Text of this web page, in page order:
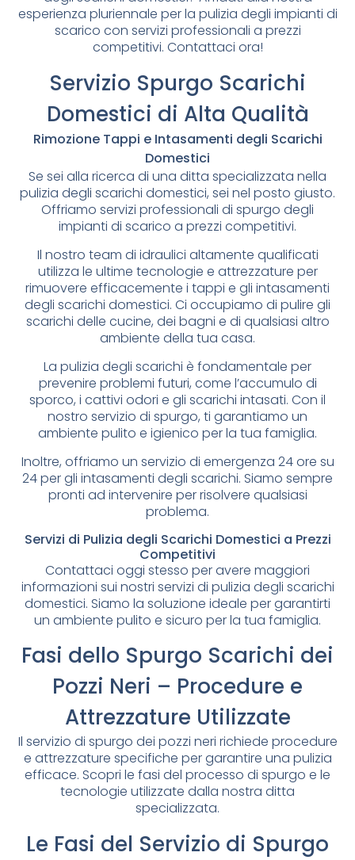
esperienza pluriennale per la pulizia degli impianti di
scarico con servizi professionali a prezzi
competitivi. Contattaci ora!
Servizio Spurgo Scarichi
Domestici di Alta Qualità
Rimozione Tappi e Intasamenti degli Scarichi
Domestici
Se sei alla ricerca di una ditta specializzata nella
pulizia degli scarichi domestici, sei nel posto giusto.
Offriamo servizi professionali di spurgo degli
impianti di scarico a prezzi competitivi.
Il nostro team di idraulici altamente qualificati
utilizza le ultime tecnologie e attrezzature per
rimuovere efficacemente i tappi e gli intasamenti
degli scarichi domestici. Ci occupiamo di pulire gli
scarichi delle cucine, dei bagni e di qualsiasi altro
ambiente della tua casa.
La pulizia degli scarichi è fondamentale per
prevenire problemi futuri, come l’accumulo di
sporco, i cattivi odori e gli scarichi intasati. Con il
nostro servizio di spurgo, ti garantiamo un
ambiente pulito e igienico per la tua famiglia.
Inoltre, offriamo un servizio di emergenza 24 ore su
24 per gli intasamenti degli scarichi. Siamo sempre
pronti ad intervenire per risolvere qualsiasi
problema.
Servizi di Pulizia degli Scarichi Domestici a Prezzi
Competitivi
Contattaci oggi stesso per avere maggiori
informazioni sui nostri servizi di pulizia degli scarichi
domestici. Siamo la soluzione ideale per garantirti
un ambiente pulito e sicuro per la tua famiglia.
Fasi dello Spurgo Scarichi dei
Pozzi Neri – Procedure e
Attrezzature Utilizzate
Il servizio di spurgo dei pozzi neri richiede procedure
e attrezzature specifiche per garantire una pulizia
efficace. Scopri le fasi del processo di spurgo e le
tecnologie utilizzate dalla nostra ditta
specializzata.
Le Fasi del Servizio di Spurgo